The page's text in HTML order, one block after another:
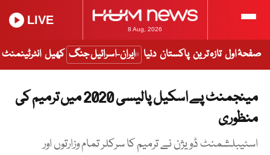
8 Aug, 2026
LIVE
صفحۂ اول تازہ ترین پاکستان دنیا ایران-اسرائیل جنگ کھیل انٹرٹینمنٹ
مینجمنٹ پے اسکیل پالیسی 2020 میں ترمیم کی
منظوری
اسٹیبلشمنٹ ڈویژن نے ترمیم کا سرکلر تمام وزارتوں اور